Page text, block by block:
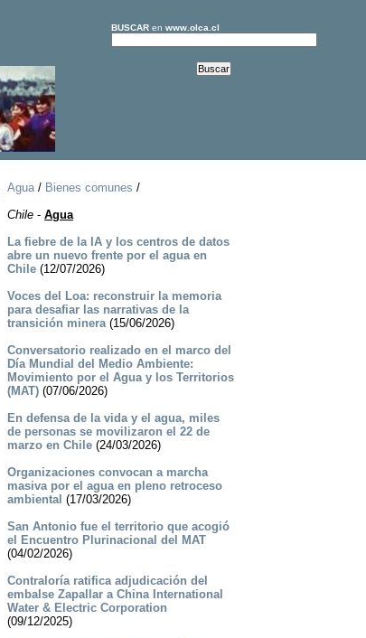
BUSCARen www.olca.cl
Agua/ Bienes comunes /
Chile- Agua
La fiebre de la IA y los centros de datos
abre un nuevo frente por el agua en
Chile(12/07/2026)
Voces del Loa: reconstruir la memoria
para desafiar las narrativas de la
transición minera(15/06/2026)
Conversatorio realizado en el marco del
Día Mundial del Medio Ambiente:
Movimiento por el Agua y los Territorios
(MAT)(07/06/2026)
En defensa de la vida y el agua, miles
de personas se movilizaron el 22 de
marzo en Chile(24/03/2026)
Organizaciones convocan a marcha
masiva por el agua en pleno retroceso
ambiental (17/03/2026)
San Antonio fue el territorio que acogió
el Encuentro Plurinacional del MAT
(04/02/2026)
Contraloría ratifica adjudicación del
embalse Zapallar a China International
Water & Electric Corporation
(09/12/2025)